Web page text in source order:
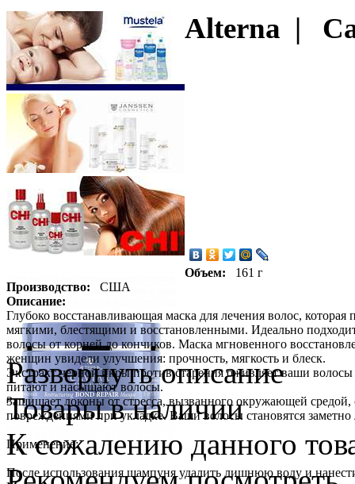
Alterna |
Объем:
161 г
Производство:
США
Описание:
Глубоко восстанавливающая маска для лечения волос,
мягкими, блестящими и восстановленными. Идеально
волосы от корней до кончиков. Маска мгновенного
женщин увидели улучшения: прочность, мягкость и блеск.
Экстракт черной икры против старения оживляет ваши
питают и насыщают волосы.
Защищает локоны от стресса, вызванного окружающей
повреждениями при укладке. Ваши волосы становятся
Применение:
После использования шампуня удалить лишнюю воду и
Развернуть описание
Товары в наличии
К сожалению данного